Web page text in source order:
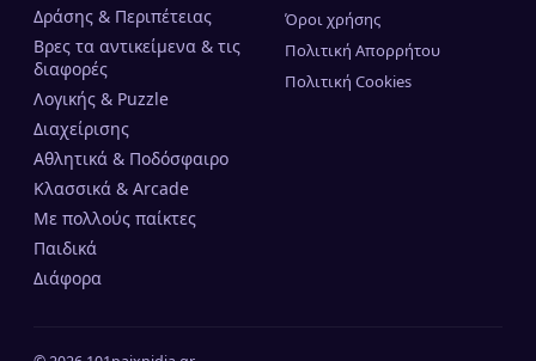
Δράσης & Περιπέτειας
Βρες τα αντικείμενα & τις
διαφορές
Λογικής & Puzzle
Διαχείρισης
Αθλητικά & Ποδόσφαιρο
Κλασσικά & Arcade
Mε πολλούς παίκτες
Παιδικά
Διάφορα
Όροι χρήσης
Πολιτική Απορρήτου
Πολιτική Cookies